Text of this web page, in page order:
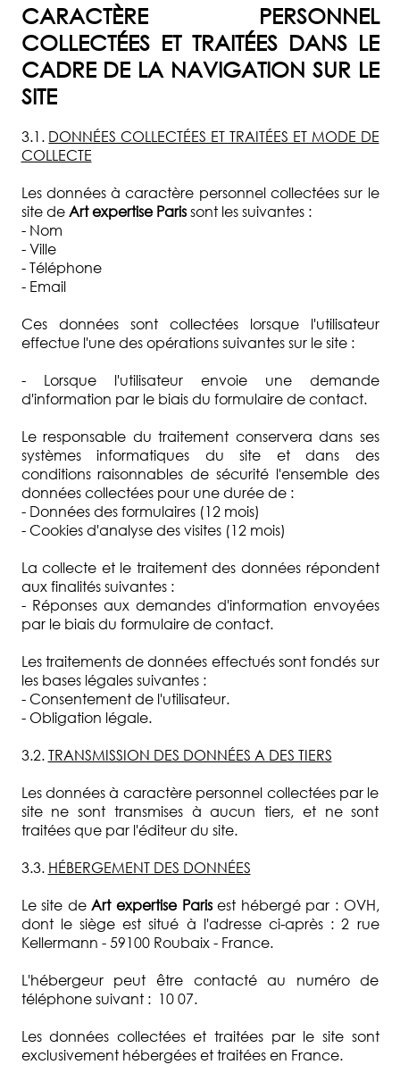
CARACTÈRE PERSONNEL
COLLECTÉES ET TRAITÉES DANS LE
CADRE DE LA NAVIGATION SUR LE
SITE
3.1. DONNÉES COLLECTÉES ET TRAITÉES ET MODE DE
COLLECTE
Les données à caractère personnel collectées sur le
site deArt expertise Parissont les suivantes :
- Nom
- Ville
- Téléphone
- Email
Ces données sont collectées lorsque l'utilisateur
effectue l'une des opérations suivantes sur le site :
- Lorsque l'utilisateur envoie une demande
d'information par le biais du formulaire de contact.
Le responsable du traitement conservera dans ses
systèmes informatiques du site et dans des
conditions raisonnables de sécurité l'ensemble des
données collectées pour une durée de :
- Données des formulaires (12 mois)
- Cookies d'analyse des visites (12 mois)
La collecte et le traitement des données répondent
aux finalités suivantes :
- Réponses aux demandes d'information envoyées
par le biais du formulaire de contact.
Les traitements de données effectués sont fondés sur
les bases légales suivantes :
- Consentement de l'utilisateur.
- Obligation légale.
3.2.TRANSMISSION DES DONNÉES A DES TIERS
Les données à caractère personnel collectées par le
site ne sont transmises à aucun tiers, et ne sont
traitées que par l'éditeur du site.
3.3. HÉBERGEMENT DES DONNÉES
Le site deArt expertise Parisest hébergé par : OVH,
dont le siège est situé à l'adresse ci-après : 2 rue
Kellermann - 59100 Roubaix - France.
L'hébergeur peut être contacté au numéro de
téléphone suivant : 10 07.
Les données collectées et traitées par le site sont
exclusivement hébergées et traitées en France.